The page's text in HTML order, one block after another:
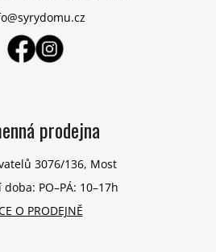
prodejna
3076/136, Most
PO–PÁ: 10–17h
O PRODEJNĚ